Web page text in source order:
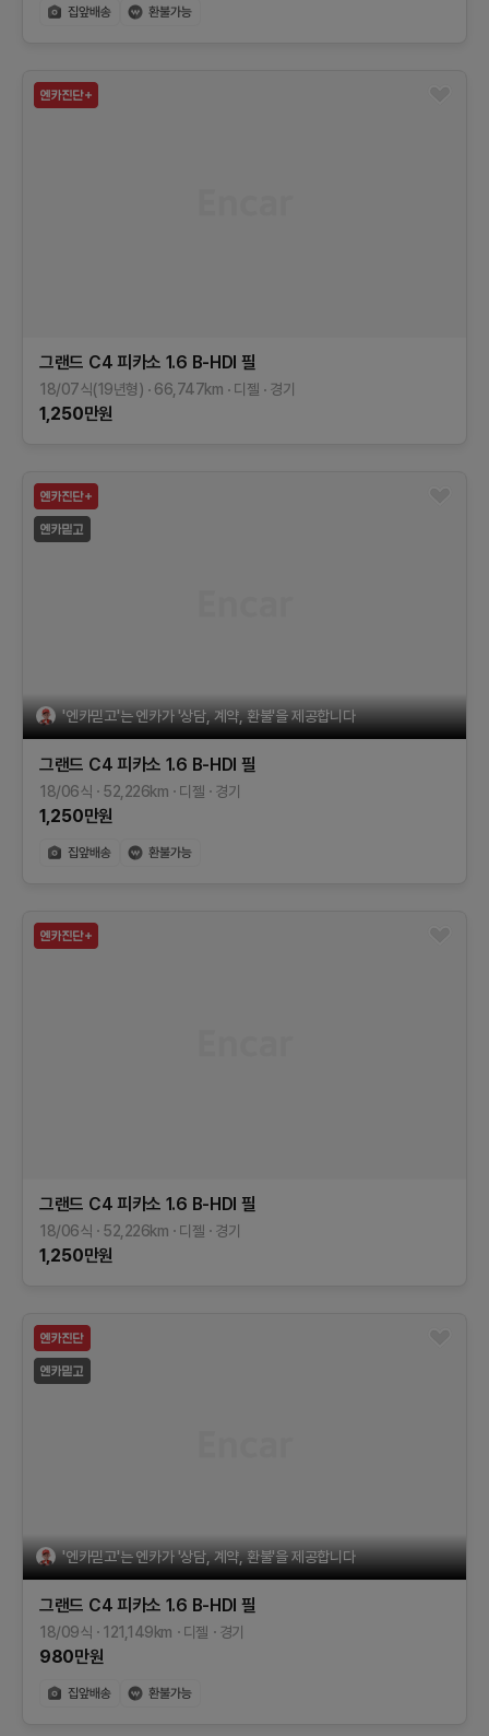
그랜드 C4 피카소 1.6 B-HDI 필
18/07식(19년형) 66,747km 디젤 경기
1,250만원
'엔카믿고'는 엔카가 '상담, 계약, 환불'을 제공합니다
그랜드 C4 피카소 1.6 B-HDI 필
18/06식 52,226km 디젤 경기
1,250만원
그랜드 C4 피카소 1.6 B-HDI 필
18/06식 52,226km 디젤 경기
1,250만원
'엔카믿고'는 엔카가 '상담, 계약, 환불'을 제공합니다
그랜드 C4 피카소 1.6 B-HDI 필
18/09식 121,149km 디젤 경기
980만원